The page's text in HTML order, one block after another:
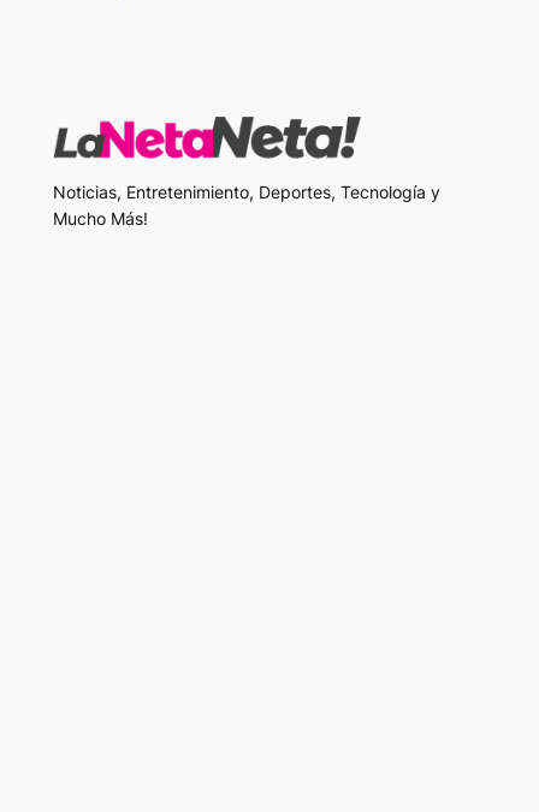
Noticias, Entretenimiento, Deportes, Tecnología y
Mucho Más!